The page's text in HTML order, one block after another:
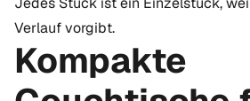
Verlauf vorgibt.
Kompakte